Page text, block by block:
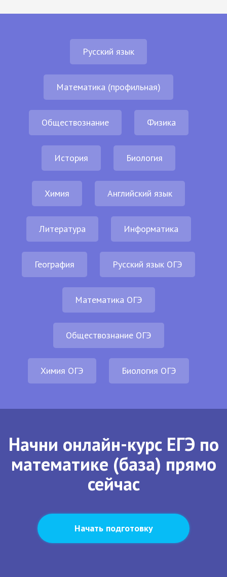
Русский язык
Математика (профильная)
Обществознание Физика
История Биология
Химия Английский язык
Литература Информатика
География Русский язык ОГЭ
Математика ОГЭ
Обществознание ОГЭ
Химия ОГЭ Биология ОГЭ
Начни онлайн-курс ЕГЭ по
математике (база) прямо
сейчас
Начать подготовку